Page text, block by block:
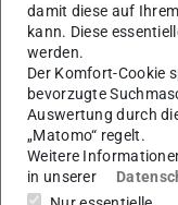
Ziele
Wir wollen
Idee gegenüber
Dabei gilt es zum
Möglichkeiten
damit diese auf
kann. Diese
werden.
Der Komfort-Cookie
bevorzugte
Auswertung durch
„Matomo“ regelt.
Weitere
in unserer